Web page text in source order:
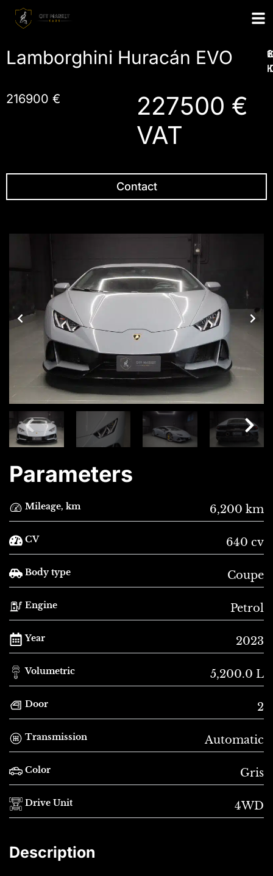
Lamborghini Huracán EVO
216900 €
227500 €
VAT
Contact
Parameters
Mileage, km 6,200 km
CV 640 cv
Body type Coupe
Engine Petrol
Year 2023
Volumetric 5,200.0 L
Door 2
Transmission Automatic
Color Gris
Drive Unit 4WD
Description